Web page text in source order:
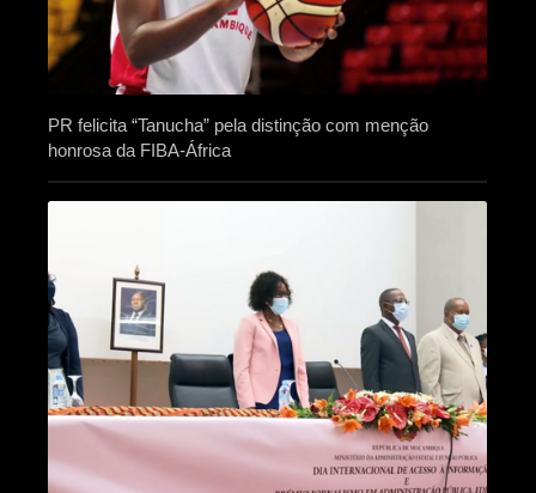
PR felicita “Tanucha” pela distinção com menção
honrosa da FIBA-África